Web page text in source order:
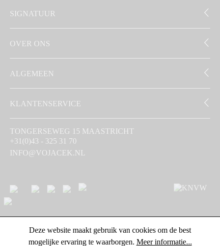
SIGNATUUR
OVER ONS
ALGEMEEN
KLANTENSERVICE
TONGERSEWEG 15 MAASTRICHT
+31(0)43 - 325 31 70
INFO@VOJACEK.NL
Deze website maakt gebruik van cookies om de best
mogelijke ervaring te waarborgen. Meer informatie...